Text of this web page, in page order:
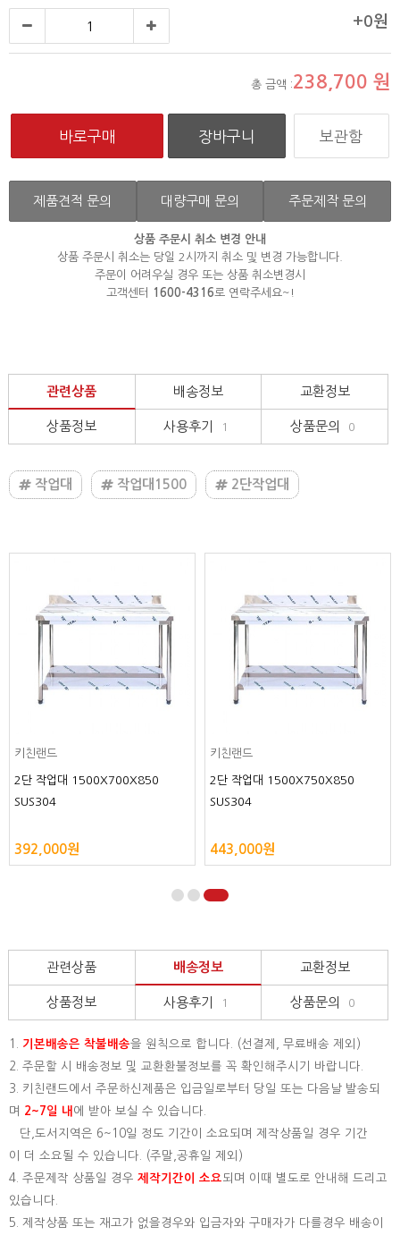
+0원
총 금액 :238,700 원
보관함
제품견적 문의 대량구매 문의 주문제작 문의
상품 주문시 취소 변경 안내
상품 주문시 취소는 당일 2시까지 취소 및 변경 가능합니다.
주문이 어려우실 경우 또는 상품 취소변경시
고객센터
1600-4316로 연락주세요~!
관련상품 배송정보 교환정보
상품정보 사용후기 1 상품문의 0
작업대 작업대1500 2단작업대
키친랜드
2단 작업대 1500X700X850
SUS304
392,000원
키친랜드
2단 작업대 1500X750X850
SUS304
443,000원
관련상품 배송정보 교환정보
상품정보 사용후기 1 상품문의 0
1. 기본배송은 착불배송을 원칙으로 합니다. (선결제, 무료배송 제외)
2. 주문할 시 배송정보 및 교환환불정보를 꼭 확인해주시기 바랍니다.
3. 키친랜드에서 주문하신제품은 입금일로부터 당일 또는 다음날 발송되
며
2~7일 내 에 받아 보실 수 있습니다.
단,도서지역은 6~10일 정도 기간이 소요되며 제작상품일 경우 기간
이 더 소요될 수 있습니다. (주말,공휴일 제외)
4. 주문제작 상품일 경우 제작기간이 소요되며 이때 별도로 안내해 드리고
있습니다.
5. 제작상품 또는 재고가 없을경우와 입금자와 구매자가 다를경우 배송이